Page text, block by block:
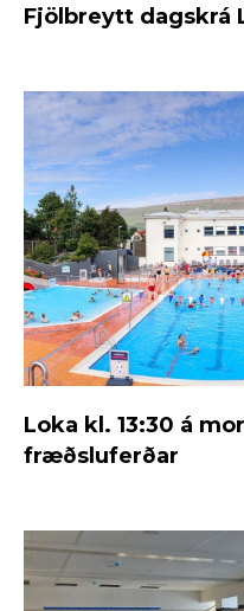
Fjölbreytt dagskrá
Loka kl. 13:30 á
fræðsluferðar